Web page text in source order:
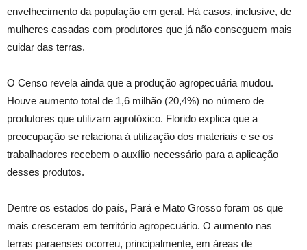
envelhecimento da população em geral. Há casos, inclusive, de
mulheres casadas com produtores que já não conseguem mais
cuidar das terras.
O Censo revela ainda que a produção agropecuária mudou.
Houve aumento total de 1,6 milhão (20,4%) no número de
produtores que utilizam agrotóxico. Florido explica que a
preocupação se relaciona à utilização dos materiais e se os
trabalhadores recebem o auxílio necessário para a aplicação
desses produtos.
Dentre os estados do país, Pará e Mato Grosso foram os que
mais cresceram em território agropecuário. O aumento nas
terras paraenses ocorreu, principalmente, em áreas de